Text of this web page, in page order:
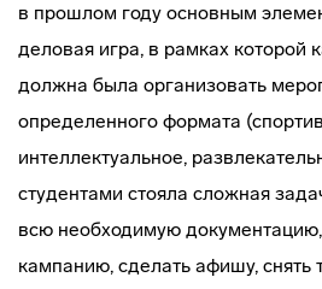
в прошлом году основным
деловая игра, в рамках которой
должна была организовать
определенного формата
интеллектуальное,
студентами стояла сложная
всю необходимую
кампанию, сделать афишу, снять